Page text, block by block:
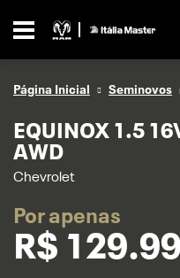
Página Inicial Seminovos
EQUINOX 1.5
AWD
Chevrolet
Por apenas
R$